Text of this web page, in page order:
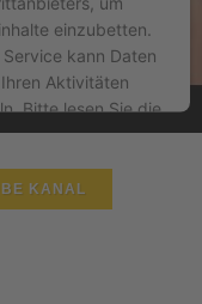
Management
einzubetten.
Service kann Daten
Aktivitäten
Bitte lesen Sie die
durch und stimmen
zu, um dieses
anzusehen.
KANAL